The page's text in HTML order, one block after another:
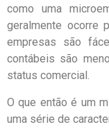
como uma
geralmente ocorre
empresas são
contábeis são
status comercial.
O que então é um
uma série de